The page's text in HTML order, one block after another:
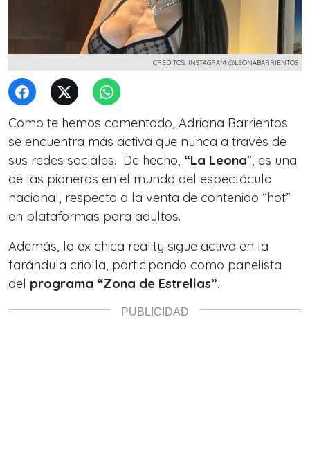
CRÉDITOS: INSTAGRAM @LEONABARRIENTOS
Como te hemos comentado, Adriana Barrientos
se encuentra más activa que nunca a través de
sus redes sociales. De hecho, “La Leona”, es una
de las pioneras en el mundo del espectáculo
nacional, respecto a la venta de contenido “hot”
en plataformas para adultos.
Además, la ex chica reality sigue activa en la
farándula criolla, participando como panelista
del programa “Zona de Estrellas”.